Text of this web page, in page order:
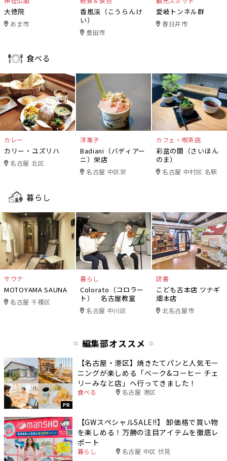
大徳院
あま市
香嵐渓（こうらんけ
い）
豊田市
愛岐トンネル群
春日井市
食べる
カレー
カリー・ユズリハ
名古屋 北区
洋菓子
Badiani（バディアー
ニ）栄店
名古屋 中区栄
カフェ・喫茶店
彩盆の間（さいほん
のま）
名古屋 中村区 名駅
暮らし
サウナ
MOTOYAMA SAUNA
名古屋 千種区
暮らし
Colorato（コロラー
ト） 名古屋教室
名古屋 中川区
読書
こども古本店 ツナギ
畑本店
北名古屋市
編集部オススメ
PR
【名古屋・港区】焼きたてパンと人気モー
ニングが楽しめる「ベーク&コーヒー チェ
リーみなと店」へ行ってきました！
食べる 名古屋 港区
【GWスペシャルSALE‼︎】 卸価格で買い物
を楽しめる！万勝の注目アイテムを徹底レ
ポート
暮らし 名古屋 中区 伏見